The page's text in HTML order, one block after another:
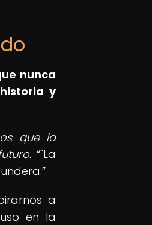
nunca
y
que la
"La
a
en la